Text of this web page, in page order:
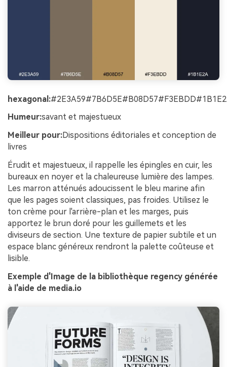
hexagonal:
Humeur:savant et majestueux
Meilleur pour:Dispositions éditoriales et conception de
livres
Érudit et majestueux, il rappelle les épingles en cuir, les
bureaux en noyer et la chaleureuse lumière des lampes.
Les marron atténués adoucissent le bleu marine afin
que les pages soient classiques, pas froides. Utilisez le
ton crème pour l'arrière-plan et les marges, puis
apportez le brun doré pour les guillemets et les
diviseurs de section. Une texture de papier subtile et un
espace blanc généreux rendront la palette coûteuse et
lisible.
Exemple d'Image de la bibliothèque regency générée
à l'aide de media.io